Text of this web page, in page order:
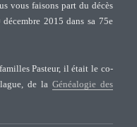
vous faisons part du décès
2015 dans sa 75e
Pasteur, il était le co-
de la Généalogie des